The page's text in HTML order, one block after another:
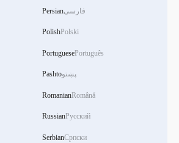
Persianفارسی
PolishPolski
PortuguesePortuguês
Pashtoپښتو
RomanianRomână
RussianРусский
SerbianСрпски